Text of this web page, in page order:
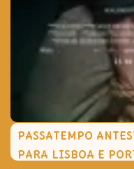
PASSATEMPO
PARA LISBOA E